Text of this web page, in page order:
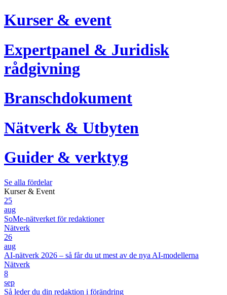
Kurser & event
Expertpanel & Juridisk
rådgivning
Branschdokument
Nätverk & Utbyten
Guider & verktyg
Se alla fördelar
Kurser & Event
25
aug
SoMe-nätverket för redaktioner
Nätverk
26
aug
AI-nätverk 2026 – så får du ut mest av de nya AI-modellerna
Nätverk
8
sep
Så leder du din redaktion i förändring